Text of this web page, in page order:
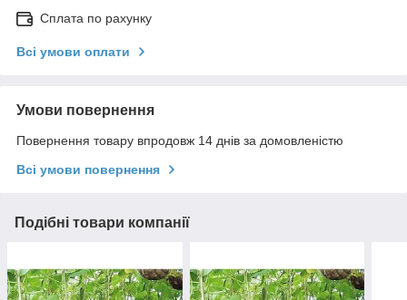
Сплата по рахунку
Всі умови оплати
Умови повернення
Повернення товару впродовж 14 днів за домовленістю
Всі умови повернення
Подібні товари компанії